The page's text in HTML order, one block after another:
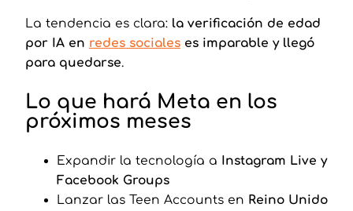
La tendencia es clara: la verificación de edad
por IA en redes socialeses imparable y llegó
para quedarse.
Lo que hará Meta en los
próximos meses
Expandir la tecnología a Instagram Live y
Facebook Groups
Lanzar las Teen Accounts en Reino Unido